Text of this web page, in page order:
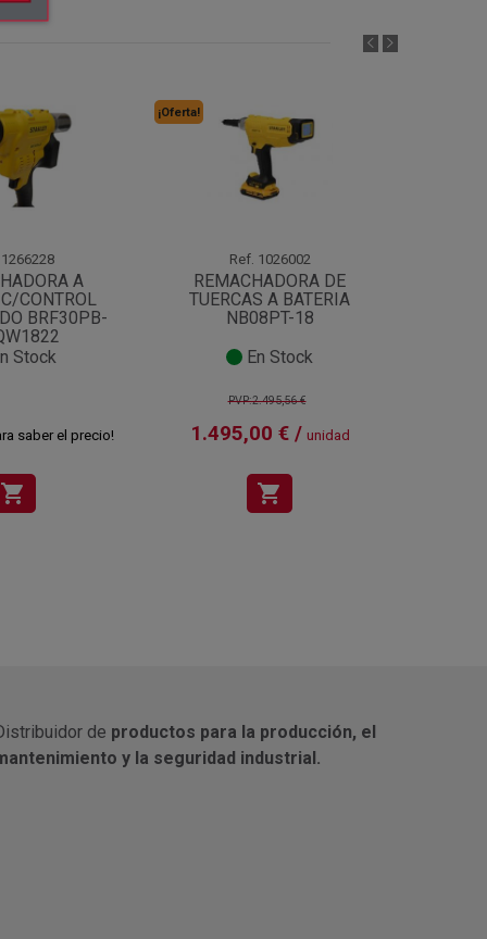
1266228
A
CONTROL
BRF30PB-
Stock
saber el precio!
shopping_cart
¡Oferta!
Ref. 1026002
REMACHADORA DE
TUERCAS A BATERIA
NB08PT-18
En Stock
PVP:2.495,56 €
1.495,00 € / unidad
shopping_cart
de productos para la producción, el
y la seguridad industrial.